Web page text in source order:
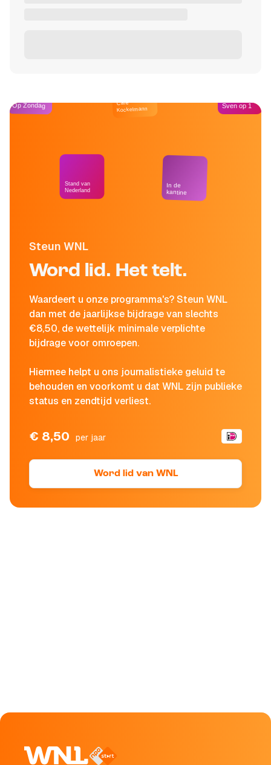
Steun WNL
Word lid. Het telt.
Waardeert u onze programma's? Steun WNL
dan met de jaarlijkse bijdrage van slechts
€8,50, de wettelijk minimale verplichte
bijdrage voor omroepen.
Hiermee helpt u ons journalistieke geluid te
behouden en voorkomt u dat WNL zijn publieke
status en zendtijd verliest.
€ 8,50 per jaar
Word lid van WNL
Op Zondag
Stand van
Nederland
Café
Kockelmann
In de
kantine
Sven op 1